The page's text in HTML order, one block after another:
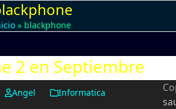
» blackphone
2 en Septiembre
Angel Informatica